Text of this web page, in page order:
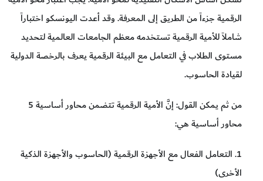
الرقمية جزءاً من الطريق إلى المعرفة. وقد أعدت اليونسكو اختباراً
شاملاً للأمية الرقمية تستخدمه معظم الجامعات العالمية لتحديد
مستوى الطلاب في التعامل مع البيئة الرقمية يعرف بالرخصة الدولية
لقيادة الحاسوب.
من ثم يمكن القول: إنَّ الأمية الرقمية تتضمن محاور أساسية 5
محاور أساسية هي:
1. التعامل الفعال مع الأجهزة الرقمية (الحاسوب والأجهزة الذكية
الأخرى)